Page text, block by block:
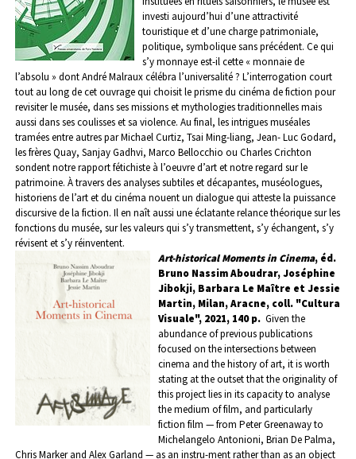
investi aujourd’hui d’une attractivité
touristique et d’une charge patrimoniale,
politique, symbolique sans précédent. Ce qui
s’y monnaye est-il cette « monnaie de
l’absolu » dont André Malraux célébra l’universalité ? L’interrogation court
tout au long de cet ouvrage qui choisit le prisme du cinéma de fiction pour
revisiter le musée, dans ses missions et mythologies traditionnelles mais
aussi dans ses coulisses et sa violence. Au final, les intrigues muséales
tramées entre autres par Michael Curtiz, Tsai Ming-liang, Jean- Luc Godard,
les frères Quay, Sanjay Gadhvi, Marco Bellocchio ou Charles Crichton
sondent notre rapport fétichiste à l’oeuvre d’art et notre regard sur le
patrimoine. À travers des analyses subtiles et décapantes, muséologues,
historiens de l’art et du cinéma nouent un dialogue qui atteste la puissance
discursive de la fiction. Il en naît aussi une éclatante relance théorique sur les
fonctions du musée, sur les valeurs qui s’y transmettent, s’y échangent, s’y
révisent et s’y réinventent.
Art-historical Moments in Cinema, éd.
Bruno Nassim Aboudrar, Joséphine
Jibokji, Barbara Le Maître et Jessie
Martin, Milan, Aracne, coll. "Cultura
Visuale", 2021, 140 p. Given the
abundance of previous publications
focused on the intersections between
cinema and the history of art, it is worth
stating at the outset that the originality of
this project lies in its capacity to analyse
the medium of film, and particularly
fiction film — from Peter Greenaway to
Michelangelo Antonioni, Brian De Palma,
Chris Marker and Alex Garland — as an instru-ment rather than as an object